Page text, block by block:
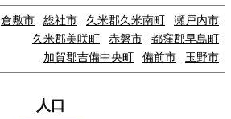
倉敷市 総社市 久米郡久米南町
瀬戸内市
久米郡美咲町
赤磐市
都窪郡早島町
加賀郡吉備中央町
備前市 玉野市
人口